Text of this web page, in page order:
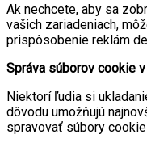
Ak nechcete, aby sa
vašich zariadeniach,
prispôsobenie reklám
Správa súborov cookie
Niektorí ľudia si
dôvodu umožňujú
spravovať súbory